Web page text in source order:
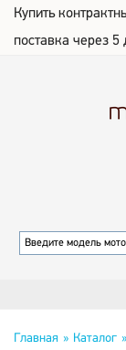
Купить
поставка через 5
Главная Каталог